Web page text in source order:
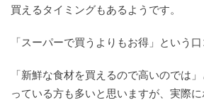
5.5
数料
ない
6
買えるタイミングもあるようです。
「スーパーで買うよりもお得」という口
「新鮮な食材を買えるので高いのでは
っている方も多いと思いますが、実際